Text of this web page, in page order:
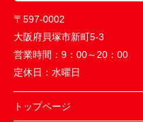
〒597-0002
大阪府貝塚市新町5-3
営業時間： 9：00～20：00
定休日： 水曜日
トップページ